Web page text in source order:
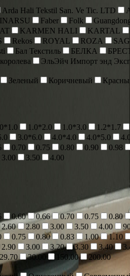
Arda Hali Tekstil San. Ve Tic. LTD
Faber Folk
KARMEN HALI KARTAL
Rekos ROYAL ROZA
Бал Текстиль БЕЛКА
ЭльЭйч Импорт энд
Зеленый Коричневый
1.0*2.0 1.0*3.0 1.2*1.7
3.0*6.0 4.0*4.0 4.0*5.0
0.70 0.75 0.80 0.90 0.98
3.00 3.50 4.00
0.60 0.66 0.70 0.75 0.80
2.60 2.80 3.00 3.50 4.00
0.75 0.80 0.83 1.00 1.10
2.90 3.00 3.20 3.30 3.40
29.70 30.00 150.00
200.00